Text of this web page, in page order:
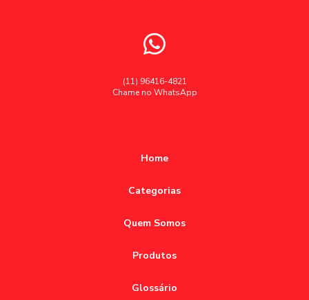
(11) 96416-4821
Chame no WhatsApp
Home
Categorias
Quem Somos
Produtos
Glossário